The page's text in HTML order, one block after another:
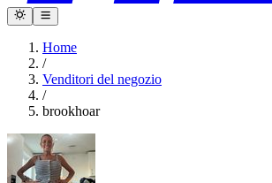
Home
/
Venditori del negozio
/
brookhoar